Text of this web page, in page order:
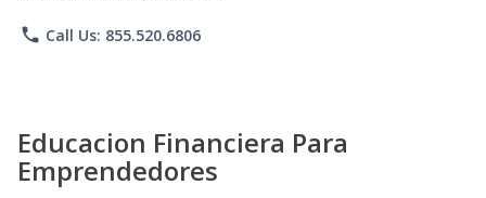
phone Call Us: 855.520.6806
Educacion Financiera Para
Emprendedores